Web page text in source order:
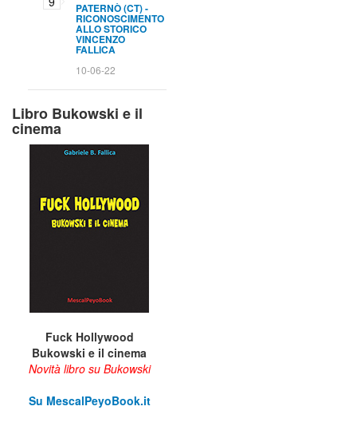
PATERNÒ (CT) -
RICONOSCIMENTO
ALLO STORICO
VINCENZO
FALLICA
10-06-22
Libro Bukowski e il
cinema
Fuck Hollywood
Bukowski e il cinema
Novità libro su Bukowski
Su MescalPeyoBook.it